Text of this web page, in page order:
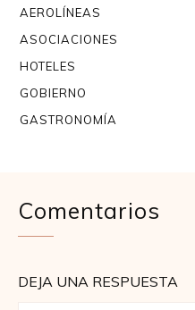
AEROLÍNEAS
ASOCIACIONES
HOTELES
GOBIERNO
GASTRONOMÍA
Comentarios
DEJA UNA RESPUESTA